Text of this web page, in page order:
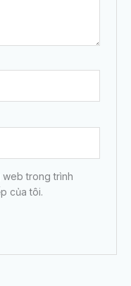
web trong trình
của tôi.